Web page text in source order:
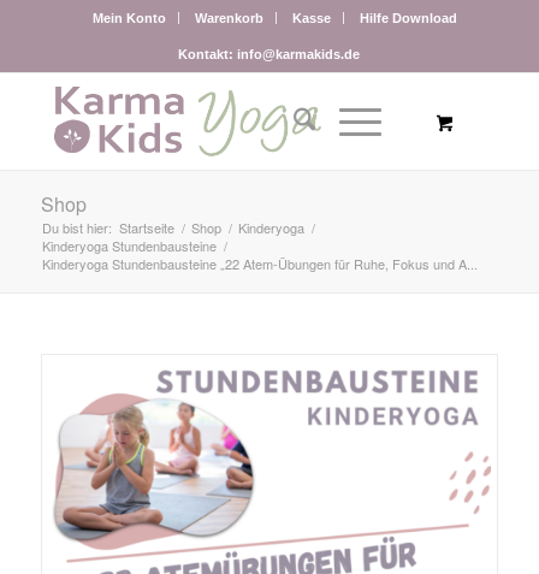
Mein Konto Warenkorb Kasse Hilfe Download
Kontakt: info@karmakids.de
Shop
Du bist hier: Startseite / Shop / Kinderyoga /
Kinderyoga Stundenbausteine /
Kinderyoga Stundenbausteine „22 Atem-Übungen für Ruhe, Fokus und A...